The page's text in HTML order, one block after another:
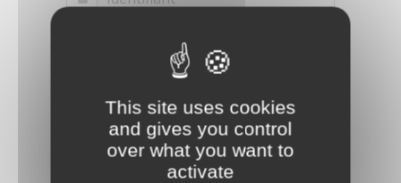
This site uses cookies
and gives you control
over what you want to
activate
oublié ?
compte
Connexion